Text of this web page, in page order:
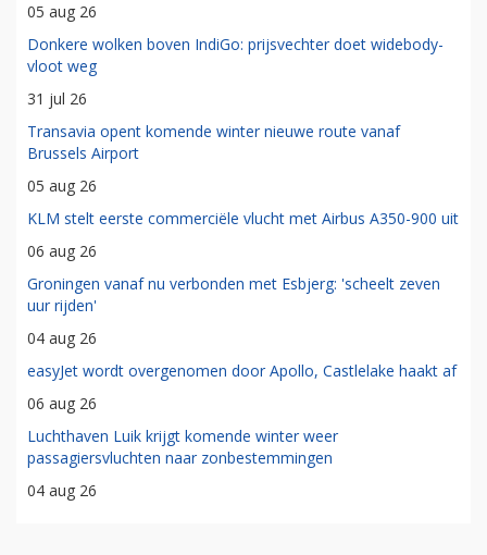
05 aug 26
Donkere wolken boven IndiGo: prijsvechter doet widebody-
vloot weg
31 jul 26
Transavia opent komende winter nieuwe route vanaf
Brussels Airport
05 aug 26
KLM stelt eerste commerciële vlucht met Airbus A350-900 uit
06 aug 26
Groningen vanaf nu verbonden met Esbjerg: 'scheelt zeven
uur rijden'
04 aug 26
easyJet wordt overgenomen door Apollo, Castlelake haakt af
06 aug 26
Luchthaven Luik krijgt komende winter weer
passagiersvluchten naar zonbestemmingen
04 aug 26